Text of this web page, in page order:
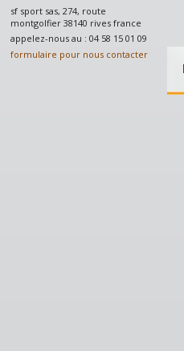
sf sport sas, 274, route
montgolfier 38140 rives france
appelez-nous au : 04 58 15 01 09
formulaire pour nous contacter